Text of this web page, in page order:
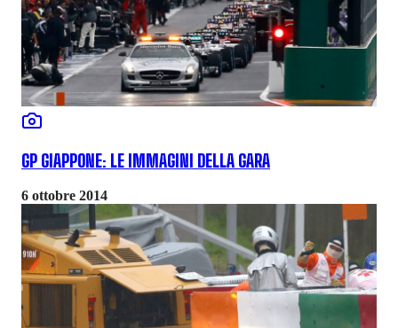
GP GIAPPONE: LE IMMAGINI DELLA GARA
6 ottobre 2014